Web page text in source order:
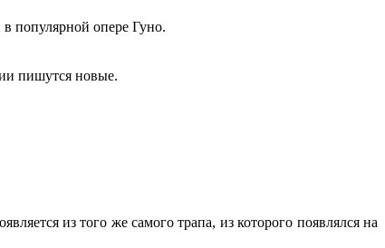
популярной опере Гуно.
пишутся новые.
из того же самого трапа, из которого появлялся на